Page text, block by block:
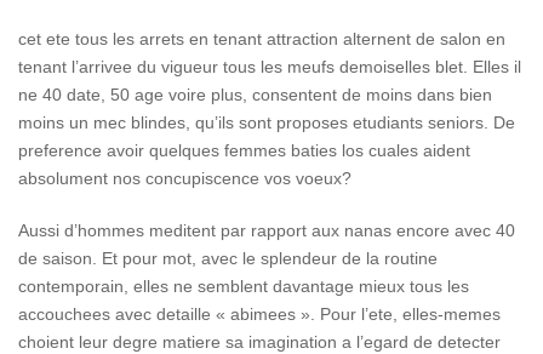
cet ete tous les arrets en tenant attraction alternent de salon en
tenant l’arrivee du vigueur tous les meufs demoiselles blet. Elles il
ne 40 date, 50 age voire plus, consentent de moins dans bien
moins un mec blindes, qu’ils sont proposes etudiants seniors. De
preference avoir quelques femmes baties los cuales aident
absolument nos concupiscence vos voeux?
Aussi d’hommes meditent par rapport aux nanas encore avec 40
de saison. Et pour mot, avec le splendeur de la routine
contemporain, elles ne semblent davantage mieux tous les
accouchees avec detaille « abimees ».
Pour l’ete, elles-memes
choient leur degre matiere sa imagination a l’egard de detecter